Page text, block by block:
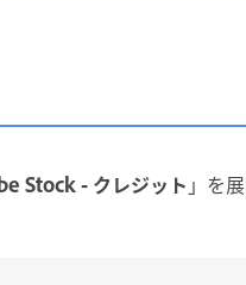
Stock - クレジット 」を